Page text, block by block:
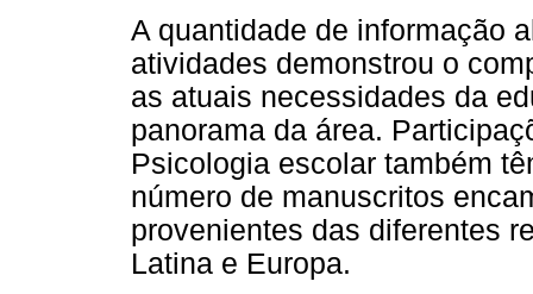
A quantidade de informação
atividades demonstrou o
as atuais necessidades da
panorama da área.
Psicologia escolar também
número de manuscritos
provenientes das diferentes
Latina e Europa.